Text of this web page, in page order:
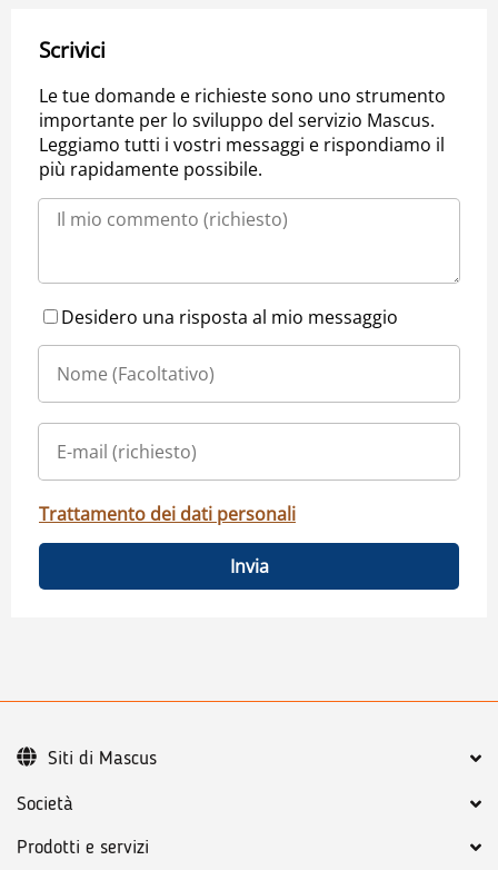
Scrivici
Le tue domande e richieste sono uno strumento
importante per lo sviluppo del servizio Mascus.
Leggiamo tutti i vostri messaggi e rispondiamo il
più rapidamente possibile.
Desidero una risposta al mio messaggio
Trattamento dei dati personali
Invia
Società
Prodotti e servizi
Siti di Mascus